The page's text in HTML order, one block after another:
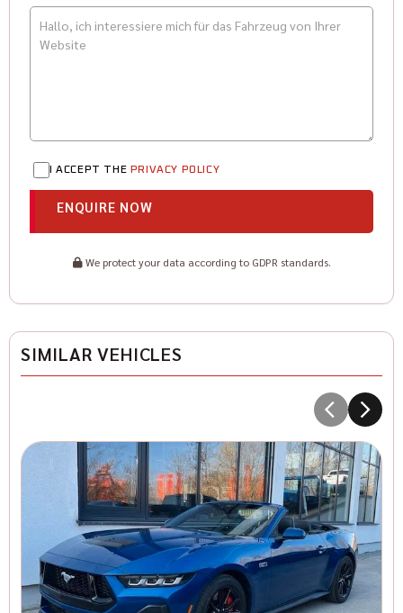
I ACCEPT THE PRIVACY POLICY
ENQUIRE NOW
We protect your data according to GDPR standards.
SIMILAR VEHICLES